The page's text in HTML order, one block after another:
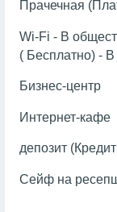
Прачечная
Wi-Fi - В
( Бесплатно) -
Бизнес-центр
Интернет-кафе
депозит
Сейф на